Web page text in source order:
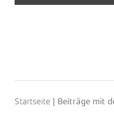
Startseite Beiträge mit